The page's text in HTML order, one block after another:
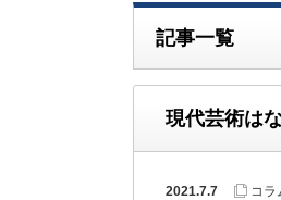
記事一覧
現代芸術は
2021.7.7 コラ